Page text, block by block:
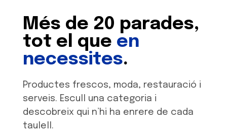
Més de 20 parades,
tot el que en
necessites.
Productes frescos, moda, restauració i
serveis. Escull una categoria i
descobreix qui n’hi ha enrere de cada
taulell.